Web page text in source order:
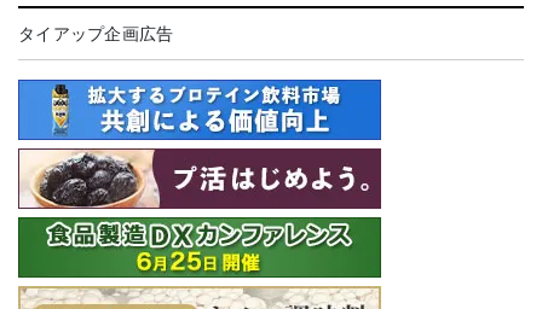
タイアップ企画広告